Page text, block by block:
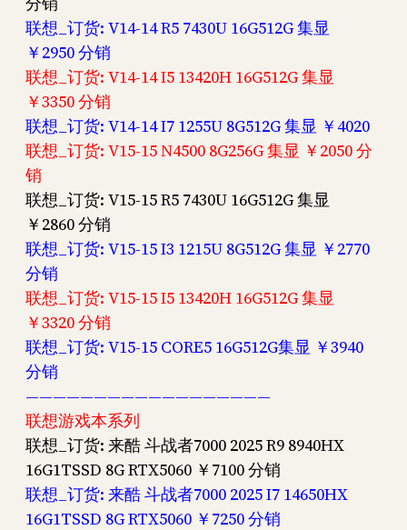
联想_订货: V14-14 R5 7430U 16G512G 集显
￥2950 分销
联想_订货: V14-14 I5 13420H 16G512G 集显
￥3350 分销
联想_订货: V14-14 I7 1255U 8G512G 集显 ￥4020
联想_订货: V15-15 N4500 8G256G 集显 ￥2050 分
销
联想_订货: V15-15 R5 7430U 16G512G 集显
￥2860 分销
联想_订货: V15-15 I3 1215U 8G512G 集显 ￥2770
分销
联想_订货: V15-15 I5 13420H 16G512G 集显
￥3320 分销
联想_订货: V15-15 CORE5 16G512G集显 ￥3940
分销
——————————————————
联想游戏本系列
联想_订货: 来酷 斗战者7000 2025 R9 8940HX
16G1TSSD 8G RTX5060 ￥7100 分销
联想_订货: 来酷 斗战者7000 2025 I7 14650HX
16G1TSSD 8G RTX5060 ￥7250 分销